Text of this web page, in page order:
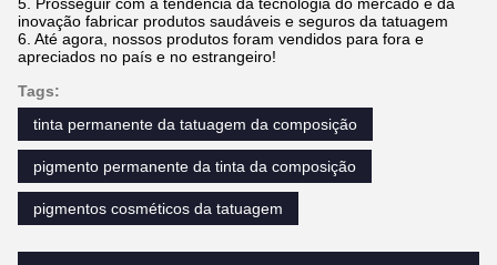
5. Prosseguir com a tendência da tecnologia do mercado e da
inovação fabricar produtos saudáveis e seguros da tatuagem
6. Até agora, nossos produtos foram vendidos para fora e
apreciados no país e no estrangeiro!
Tags:
tinta permanente da tatuagem da composição
pigmento permanente da tinta da composição
pigmentos cosméticos da tatuagem